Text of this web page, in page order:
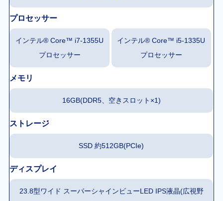
プロセッサー
インテル® Core™ i7-1355U
プロセッサー
インテル® Core™ i5-1335U
プロセッサー
メモリ
16GB(DDR5、空きスロット×1)
ストレージ
SSD 約512GB(PCIe)
ディスプレイ
23.8型ワイド スーパーシャインビューLED IPS液晶(広視野